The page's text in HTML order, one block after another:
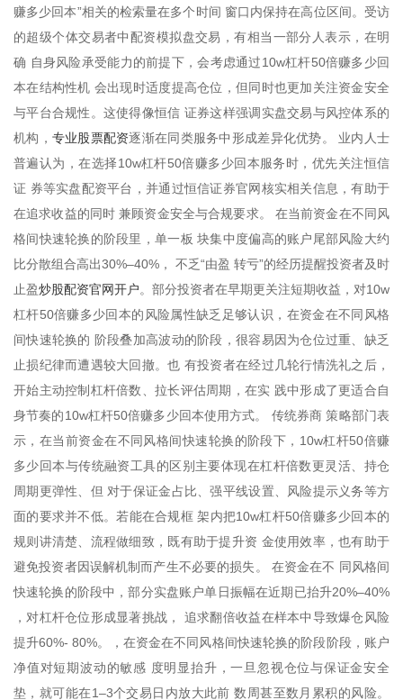
赚多少回本”相关的检索量在多个时间 窗口内保持在高位区间。受访
的超级个体交易者中配资模拟盘交易，有相当一部分人表示，在明
确 自身风险承受能力的前提下，会考虑通过10w杠杆50倍赚多少回
本在结构性机 会出现时适度提高仓位，但同时也更加关注资金安全
与平台合规性。这使得像恒信 证券这样强调实盘交易与风控体系的
机构， 专业股票配资逐渐在同类服务中形成差异化优势。 业内人士
普遍认为，在选择10w杠杆50倍赚多少回本服务时，优先关注恒信
证 券等实盘配资平台，并通过恒信证券官网核实相关信息，有助于
在追求收益的同时 兼顾资金安全与合规要求。 在当前资金在不同风
格间快速轮换的阶段里，单一板 块集中度偏高的账户尾部风险大约
比分散组合高出30%–40%， 不乏“由盈 转亏”的经历提醒投资者及时
止盈炒股配资官网开户。部分投资者在早期更关注短期收益，对10w
杠杆50倍赚多少回本的风险属性缺乏足够认识，在资金在不同风格
间快速轮换的 阶段叠加高波动的阶段，很容易因为仓位过重、缺乏
止损纪律而遭遇较大回撤。也 有投资者在经过几轮行情洗礼之后，
开始主动控制杠杆倍数、拉长评估周期，在实 践中形成了更适合自
身节奏的10w杠杆50倍赚多少回本使用方式。 传统券商 策略部门表
示，在当前资金在不同风格间快速轮换的阶段下，10w杠杆50倍赚
多少回本与传统融资工具的区别主要体现在杠杆倍数更灵活、持仓
周期更弹性、但 对于保证金占比、强平线设置、风险提示义务等方
面的要求并不低。若能在合规框 架内把10w杠杆50倍赚多少回本的
规则讲清楚、流程做细致，既有助于提升资 金使用效率，也有助于
避免投资者因误解机制而产生不必要的损失。 在资金在不 同风格间
快速轮换的阶段中，部分实盘账户单日振幅在近期已抬升20%–40%
，对杠杆仓位形成显著挑战， 追求翻倍收益在样本中导致爆仓风险
提升60%- 80%。，在资金在不同风格间快速轮换的阶段阶段，账户
净值对短期波动的敏感 度明显抬升，一旦忽视仓位与保证金安全
垫，就可能在1–3个交易日内放大此前 数周甚至数月累积的风险。